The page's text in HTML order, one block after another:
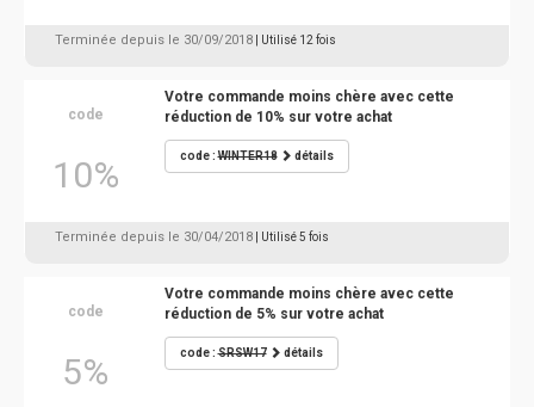
Terminée depuis le 30/09/2018 | Utilisé 12 fois
code
10%
Votre commande moins chère avec cette
réduction de 10% sur votre achat
code :WINTER18 détails
Terminée depuis le 30/04/2018 | Utilisé 5 fois
code
5%
Votre commande moins chère avec cette
réduction de 5% sur votre achat
code :SRSW17 détails